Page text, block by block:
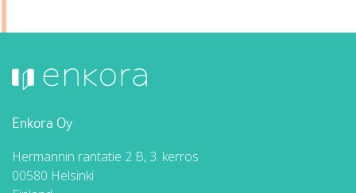
Enkora Oy
Hermannin rantatie 2 B, 3. kerros
00580 Helsinki